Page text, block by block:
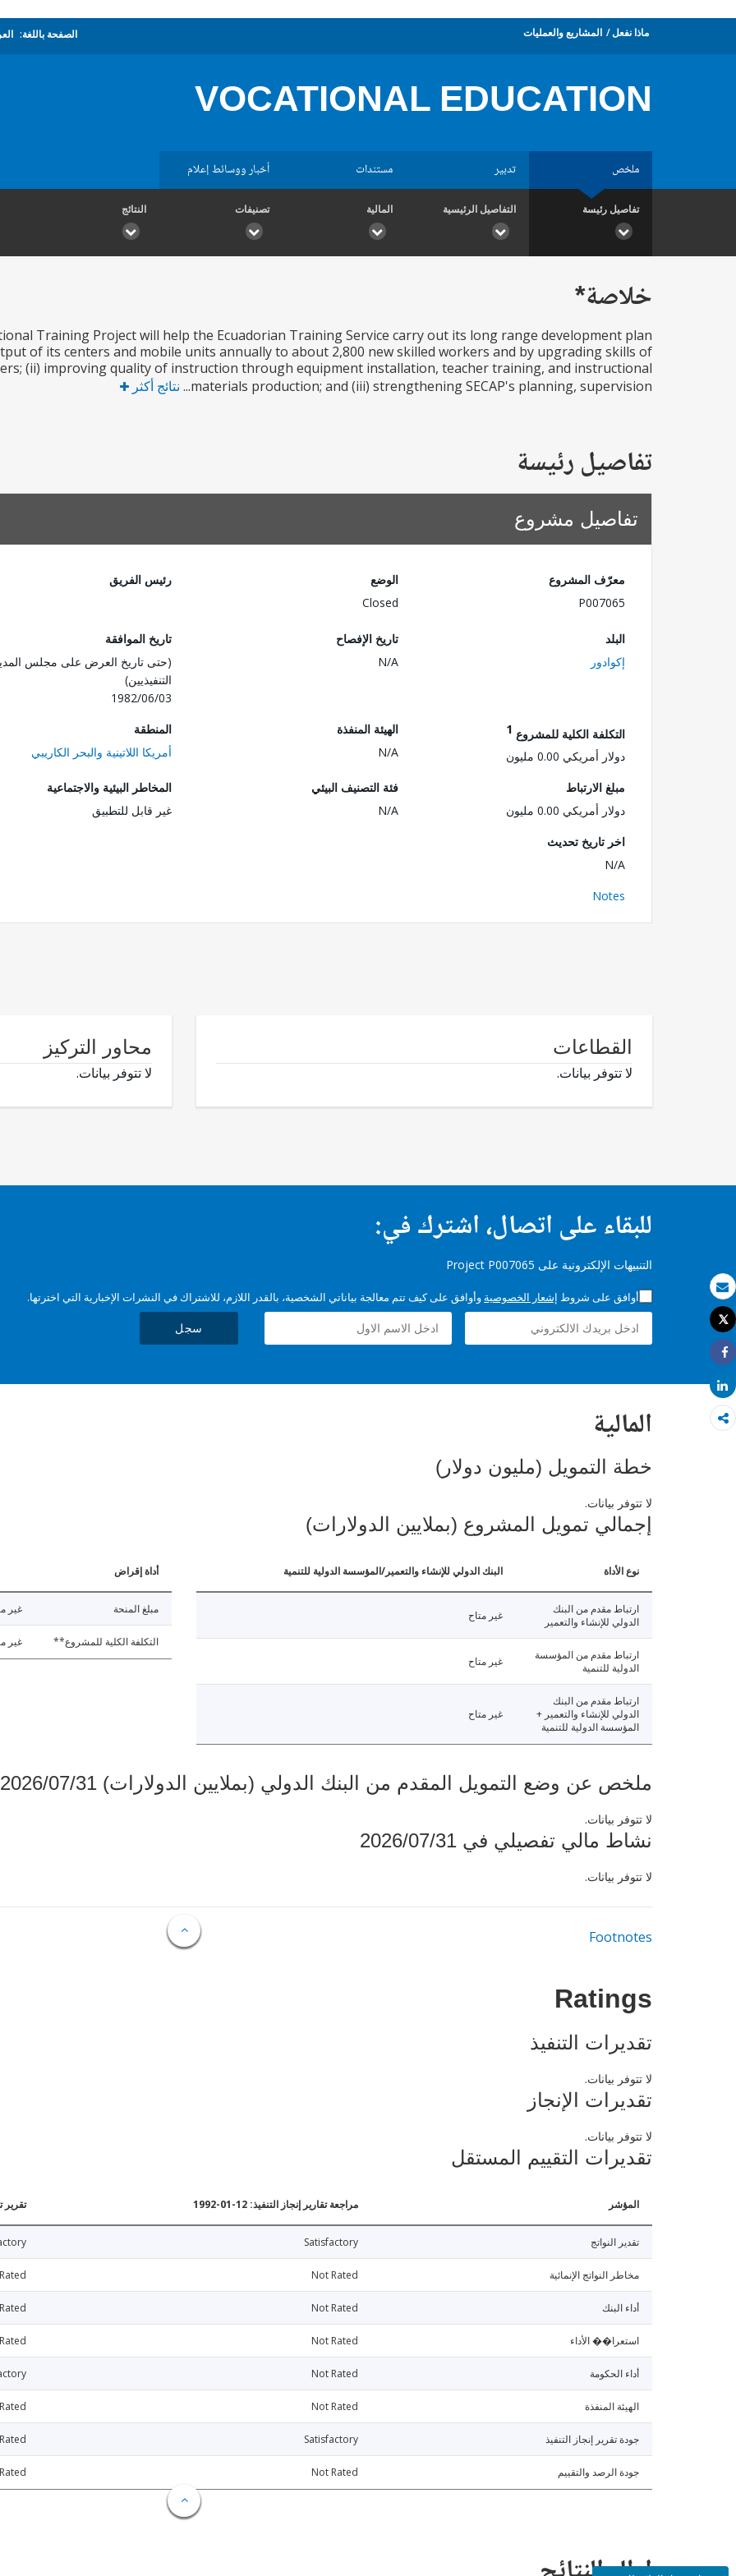
بريد الكتروني
طباعة
Tweet
Share
Share
ماذا نفعل المشاريع والعمليات الصفحة باللغة:
VOCATIONAL EDUCATION
ملخص تدبير مستندات أخبار ووسائط إعلام
تفاصيل رئيسة التفاصيل الرئيسية المالية تصنيفات النتائج
خلاصة*
Training Project will help the Ecuadorian Training Service carry out its long range development plan
of its centers and mobile units annually to about 2,800 new skilled workers and by upgrading skills of
(ii) improving quality of instruction through equipment installation, teacher training, and instructional
materials production; and (iii) strengthening SECAP's planning, supervision...
نتائج أكثر
تفاصيل رئيسة
تفاصيل مشروع
معرّف المشروع
P007065
الوضع
Closed
رئيس الفريق
البلد
إكوادور
تاريخ الإفصاح
N/A
تاريخ الموافقة
(حتى تاريخ العرض على مجلس
التنفيذيين)
1982/06/03
التكلفة الكلية للمشروع 1
دولار أمريكي 0.00 مليون
الهيئة المنفذة
N/A
المنطقة
أمريكا اللاتينية والبحر الكاريبي
مبلغ الارتباط
دولار أمريكي 0.00 مليون
فئة التصنيف البيئي
N/A
المخاطر البيئية والاجتماعية
غير قابل للتطبيق
اخر تاريخ تحديث
N/A
Notes
القطاعات
لا تتوفر بيانات.
محاور التركيز
لا تتوفر بيانات.
للبقاء على اتصال، اشترك في:
التنبيهات الإلكترونية على Project P007065
أوافق على شروط إشعار الخصوصية وأوافق على كيف تتم معالجة بياناتي الشخصية، بالقدر اللازم، للاشتراك في النشرات الإخبارية التي اخترتها.
سجل
المالية
خطة التمويل (مليون دولار)
لا تتوفر بيانات.
إجمالي تمويل المشروع (بملايين الدولارات)
نوع الأداة البنك الدولي للإنشاء والتعمير/المؤسسة الدولية للتنمية
ارتباط مقدم من البنك
الدولي للإنشاء والتعمير
غير متاح
ارتباط مقدم من المؤسسة
الدولية للتنمية
غير متاح
ارتباط مقدم من البنك
الدولي للإنشاء والتعمير +
المؤسسة الدولية للتنمية
غير متاح
أداة إقراض
مبلغ المنحة غير
التكلفة الكلية للمشروع** غير
ملخص عن وضع التمويل المقدم من البنك الدولي (بملايين الدولارات) 2026/07/31
لا تتوفر بيانات.
نشاط مالي تفصيلي في 2026/07/31
لا تتوفر بيانات.
Footnotes
Ratings
تقديرات التنفيذ
لا تتوفر بيانات.
تقديرات الإنجاز
لا تتوفر بيانات.
تقديرات التقييم المستقل
المؤشر مراجعة تقارير إنجاز التنفيذ: 12-01-1992 تقرير
تقدير النواتج Satisfactory
مخاطر النواتج الإنمائية Not Rated
أداء البنك Not Rated
استعرا�� الأداء Not Rated
أداء الحكومة Not Rated
الهيئة المنفذة Not Rated
جودة تقرير إنجاز التنفيذ Satisfactory
جودة الرصد والتقييم Not Rated